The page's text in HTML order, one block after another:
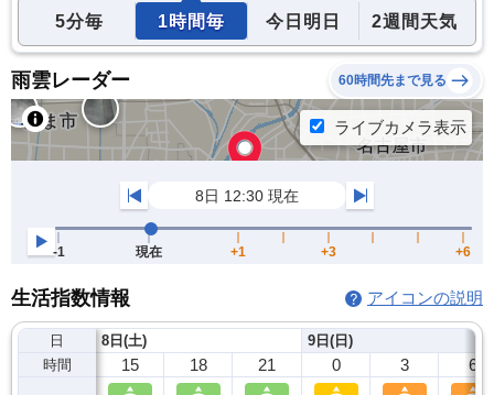
5分毎 1時間毎 今日明日 2週間天気
雨雲レーダー 60時間先まで見る
生活指数情報 アイコンの説明
日
時間
8日(土)
15 18 21
9日(日)
0 3 6